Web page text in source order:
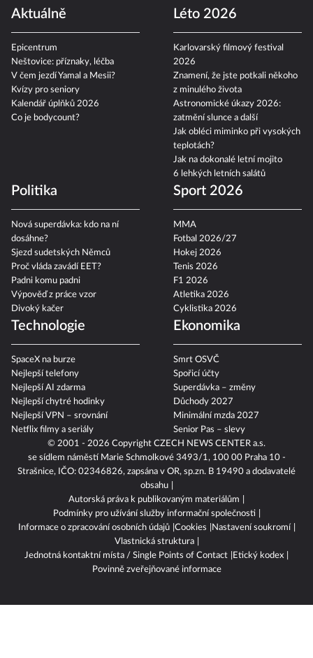
© 2001 - 2026 Copyright CZECH NEWS CENTER a.s.
se sídlem náměstí Marie Schmolkové 3493/1, 100 00 Praha 10 -
Strašnice, IČO: 02346826, zapsána v OR, sp.zn. B 19490 a dodavatelé
obsahu
Autorská práva k publikovaným materiálům
Podmínky pro užívání služby informační společnosti
Informace o zpracování osobních údajů Cookies
Nastavení soukromí
Vlastnická struktura
Jednotná kontaktní místa / Single Points of Contact
Etický kodex
Povinně zveřejňované informace
Aktuálně
Epicentrum
Neštovice: příznaky, léčba
V čem jezdí Yamal a Mesii?
Kvízy pro seniory
Kalendář úplňků 2026
Co je bodycount?
Léto 2026
Karlovarský filmový festival
2026
Znamení, že jste potkali někoho
z minulého života
Astronomické úkazy 2026:
zatmění slunce a další
Jak obléci miminko při vysokých
teplotách?
Jak na dokonalé letní mojito
6 lehkých letních salátů
Politika
Nová superdávka: kdo na ní
dosáhne?
Sjezd sudetských Němců
Proč vláda zavádí EET?
Padni komu padni
Výpověď z práce vzor
Divoký kačer
Sport 2026
MMA
Fotbal 2026/27
Hokej 2026
Tenis 2026
F1 2026
Atletika 2026
Cyklistika 2026
Technologie
SpaceX na burze
Nejlepší telefony
Nejlepší AI zdarma
Nejlepší chytré hodinky
Nejlepší VPN – srovnání
Netflix filmy a seriály
Ekonomika
Smrt OSVČ
Spořicí účty
Superdávka – změny
Důchody 2027
Minimální mzda 2027
Senior Pas – slevy